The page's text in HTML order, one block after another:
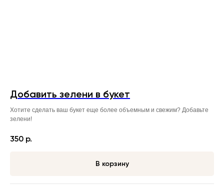
Добавить зелени в букет
Хотите сделать ваш букет еще более объемным и свежим? Добавьте
зелени!
350 р.
В корзину